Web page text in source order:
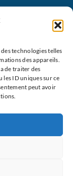
technologies telles
des appareils.
de traiter des
les ID uniques sur ce
peut avoir